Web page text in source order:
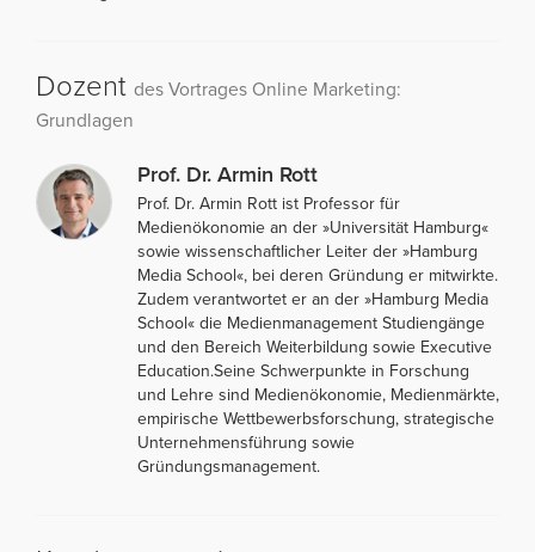
Dozent des Vortrages Online Marketing:
Grundlagen
Prof. Dr. Armin Rott
Prof. Dr. Armin Rott ist Professor für
Medienökonomie an der »Universität Hamburg«
sowie wissenschaftlicher Leiter der »Hamburg
Media School«, bei deren Gründung er mitwirkte.
Zudem verantwortet er an der »Hamburg Media
School« die Medienmanagement Studiengänge
und den Bereich Weiterbildung sowie Executive
Education.Seine Schwerpunkte in Forschung
und Lehre sind Medienökonomie, Medienmärkte,
empirische Wettbewerbsforschung, strategische
Unternehmensführung sowie
Gründungsmanagement.